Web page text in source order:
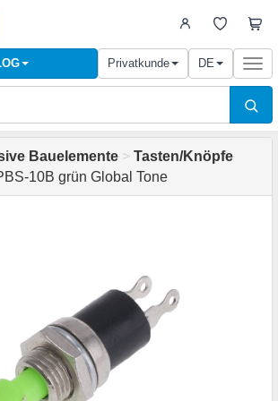
Privatkunde DE
Bauelemente > Tasten/Knöpfe
10B grün Global Tone